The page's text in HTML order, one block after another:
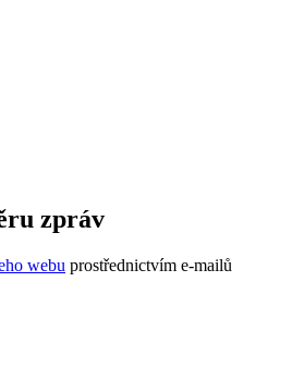
zpráv
webu prostřednictvím e-mailů